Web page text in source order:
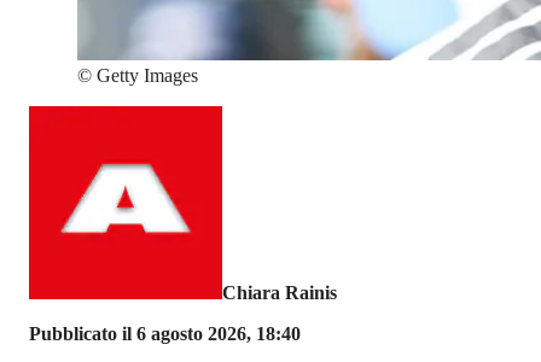
© Getty Images
Chiara Rainis
Pubblicato il 6 agosto 2026, 18:40